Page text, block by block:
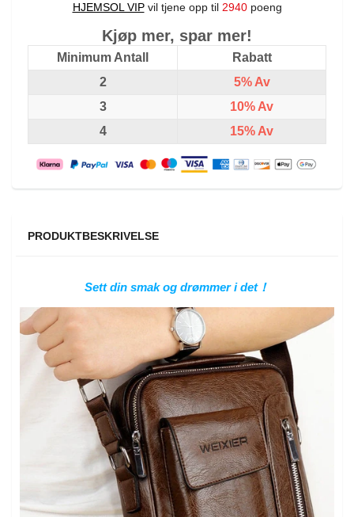
HJEMSOL VIP vil tjene opp til 2940 poeng
Kjøp mer, spar mer!
Minimum Antall
Rabatt
2
5% Av
3
10% Av
4
15% Av
PRODUKTBESKRIVELSE
Sett din smak og drømmer i det！